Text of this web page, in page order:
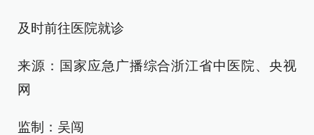
及时前往医院就诊
来源：国家应急广播综合浙江省中医院、央视
网
监制：吴闯